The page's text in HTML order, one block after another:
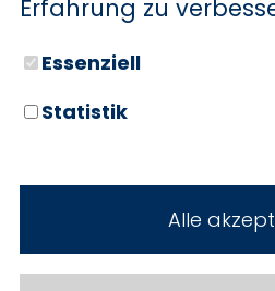
Fahrerseite
Finanzierung und Leasing :
Zinsen unserer
an Sie weitergeben.
Erfahrung zu
Essenziell
Statistik
Alle